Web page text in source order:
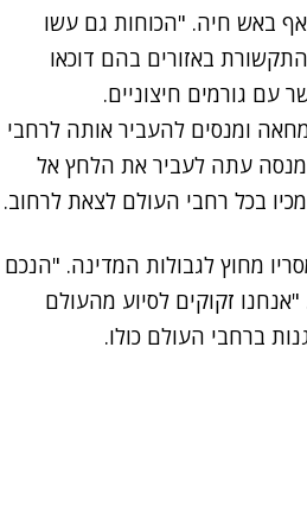
באש חיה. "הכוחות גם עשו
באזורים בהם דוכאו
עם גורמים חיצוניים.
ומנסים להעביר אותה לרחבי
מנסה עתה לעביר את הלחץ אל
בכל רחבי העולם לצאת לרחוב.
מחוץ לגבולות המדינה. "הנכם
זקוקים לסיוע מהעולם
ברחבי העולם כולו.